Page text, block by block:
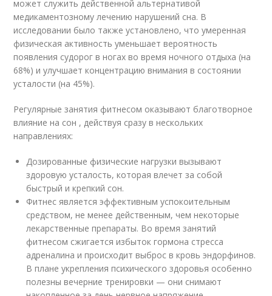
может служить действенной альтернативой
медикаментозному лечению нарушений сна. В
исследовании было также установлено, что умеренная
физическая активность уменьшает вероятность
появления судорог в ногах во время ночного отдыха (на
68%) и улучшает концентрацию внимания в состоянии
усталости (на 45%).
Регулярные занятия фитнесом оказывают благотворное
влияние на сон , действуя сразу в нескольких
направлениях:
Дозированные физические нагрузки вызывают
здоровую усталость, которая влечет за собой
быстрый и крепкий сон.
Фитнес является эффективным успокоительным
средством, не менее действенным, чем некоторые
лекарственные препараты. Во время занятий
фитнесом сжигается избыток гормона стресса
адреналина и происходит выброс в кровь эндорфинов.
В плане укрепления психического здоровья особенно
полезны вечерние тренировки — они снимают